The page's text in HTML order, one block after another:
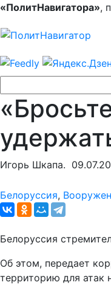
«ПолитНавигатора»,
Игорь Шкапа.
Белоруссия,
Белоруссия
Об этом, передает
территорию для атак